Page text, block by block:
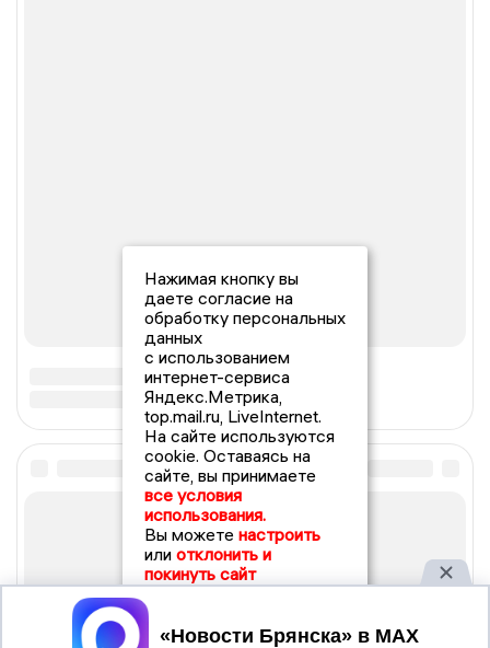
Нажимая кнопку вы
даете согласие на
обработку персональных
данных
с использованием
интернет-сервиса
Яндекс.Метрика,
top.mail.ru, LiveInternet.
На сайте используются
cookie. Оставаясь на
сайте, вы принимаете
все условия
использования.
Вы можете настроить
или отклонить и
покинуть сайт
Принять